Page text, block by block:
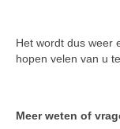
Het wordt dus weer
hopen velen van u
Meer weten of